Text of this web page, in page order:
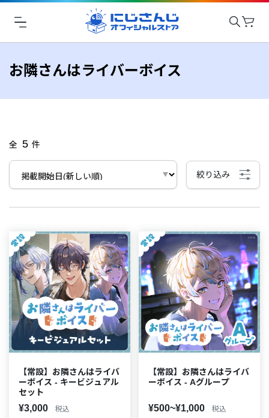
お隣さんはライバーボイス
全 5 件
絞り込み
【常設】お隣さんはライバ
ーボイス - キービジュアル
セット
¥3,000 税込
【常設】お隣さんはライバ
ーボイス - Aグループ
¥500~¥1,000 税込